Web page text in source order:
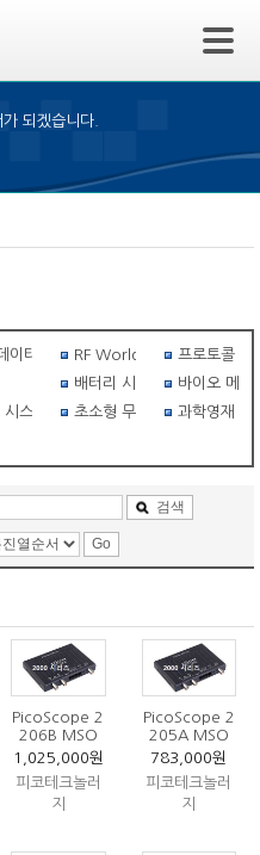
되겠습니다.
이터 로거 RF World
프로토콜 아
배터리 시스템
바이오 메탈
스템 초소형 무선비행체과학영재 필
검색
PicoScope 2
206B MSO
1,025,000원
피코테크놀러
지
PicoScope 2
205A MSO
783,000원
피코테크놀러
지